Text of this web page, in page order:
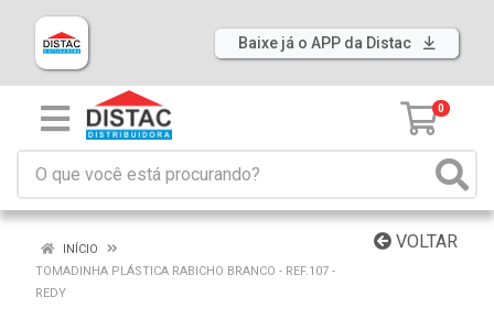
Baixe já o APP da Distac
0
VOLTAR
INÍCIO
TOMADINHA PLÁSTICA RABICHO BRANCO - REF.107 -
REDY